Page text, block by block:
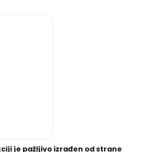
je pažljivo izrađen od strane